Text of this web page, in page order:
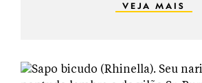
VEJA MAIS